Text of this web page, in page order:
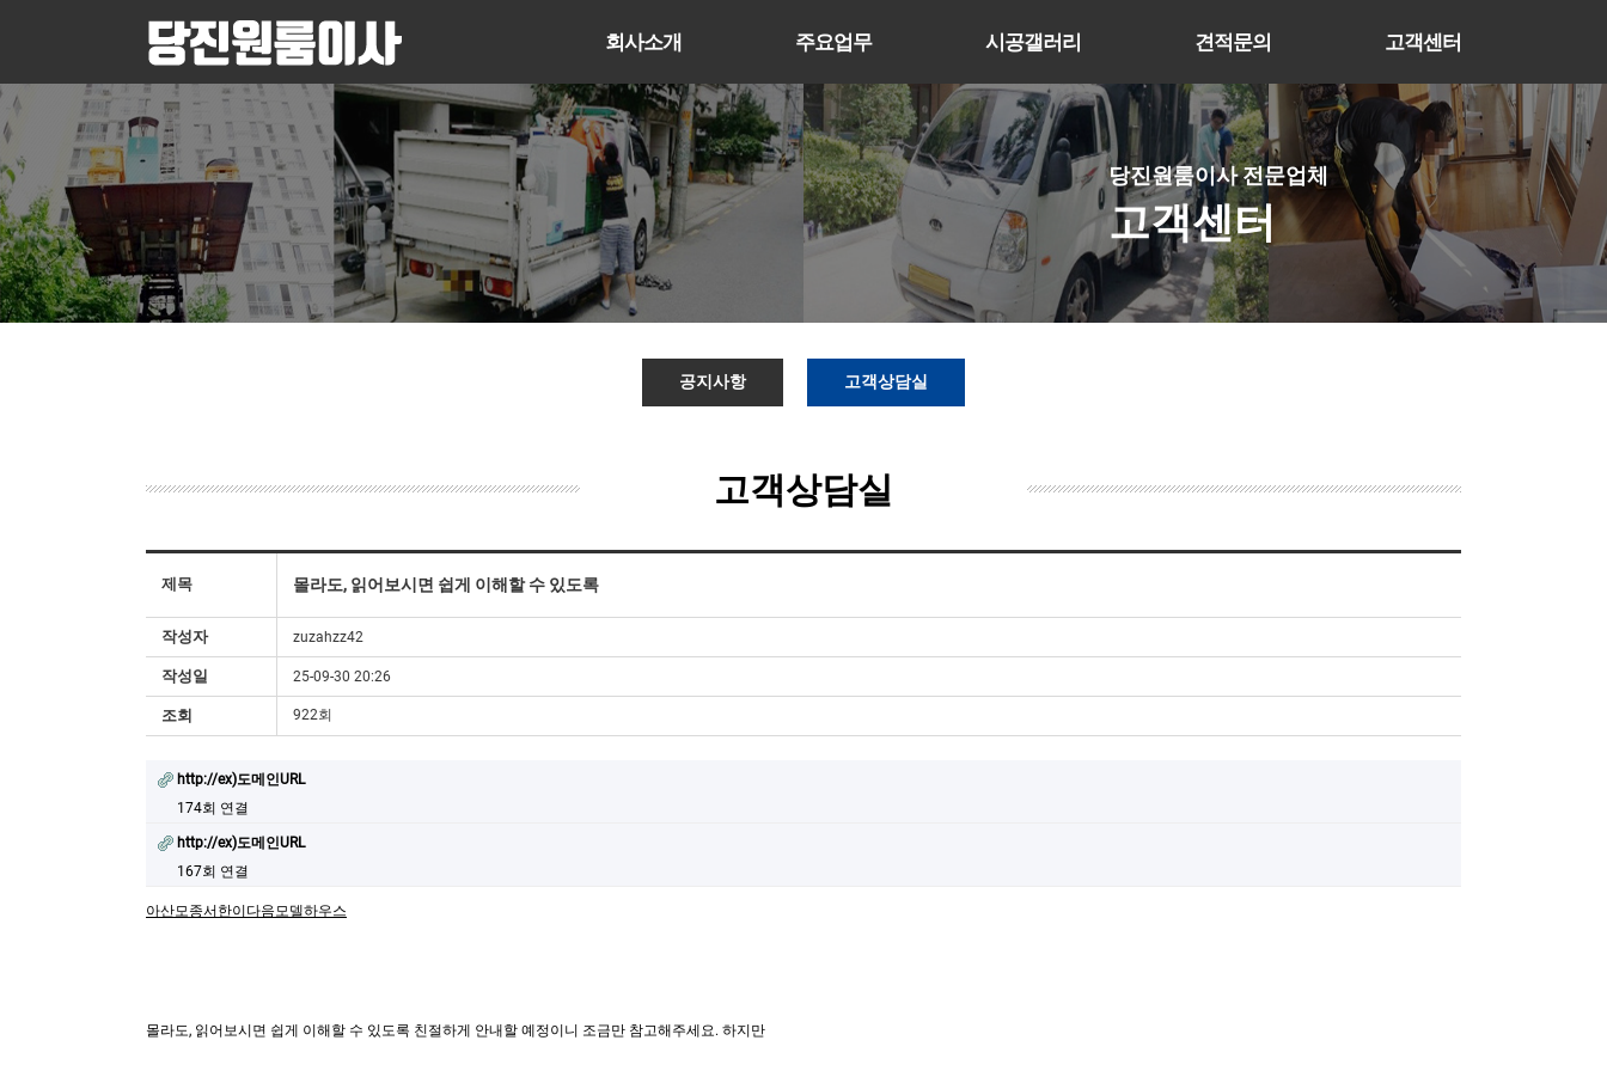
회사소개 주요업무 시공갤러리 견적문의 고객센터
당진원룸이사 전문업체
고객센터
공지사항 고객상담실
고객상담실
제목 몰라도, 읽어보시면 쉽게 이해할 수 있도록
작성자 zuzahzz42
작성일 25-09-30 20:26
조회 922회
http://ex)도메인URL
174회 연결
http://ex)도메인URL
167회 연결
아산모종서한이다음모델하우스
몰라도, 읽어보시면 쉽게 이해할 수 있도록 친절하게 안내할 예정이니 조금만 참고해주세요. 하지만